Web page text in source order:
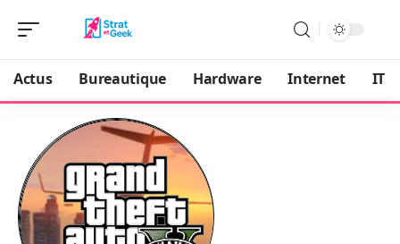
Actus Bureautique Hardware Internet IT